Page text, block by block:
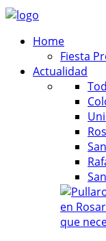
Home
Fiesta
Actualidad